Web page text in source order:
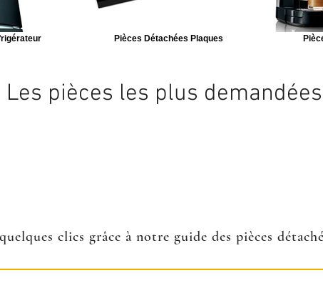
Pièces Détachées Plaques
Les pièces les plus demandées
clics grâce à notre guide des pièces